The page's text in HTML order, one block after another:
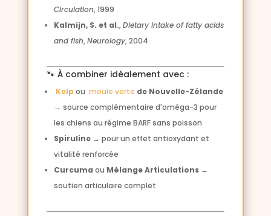
Circulation, 1999
Kalmijn, S. et al.,Dietary intake of fatty acids
and fish,Neurology, 2004
🐾 À combiner idéalement avec :
Kelp ou moule verte de Nouvelle-Zélande
→ source complémentaire d'oméga-3 pour
les chiens au régime BARF sans poisson
Spiruline→ pour un effet antioxydant et
vitalité renforcée
Curcuma ou Mélange Articulations→
soutien articulaire complet